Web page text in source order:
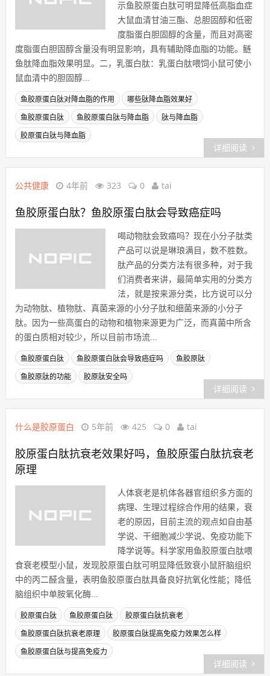
示鱼胶原蛋白肽可明显降低高脂血症
大鼠血清甘油三酯、总胆固醇和低密
度脂蛋白胆固醇的含量，而且对高密
度脂蛋白胆固醇含量没有明显影响，具有辅助降血脂的功能。鲢
鱼肽降血脂效果明显。二，乳蛋白肽：乳蛋白肽喂饲小鼠可使小
鼠血清中的胆固醇...
鱼胶原蛋白肽对降血脂的作用 哪些肽降血脂效果好
鱼胶原蛋白肽 鱼胶原蛋白肽与降血脂 肽与降血脂
胶原蛋白肽与降血脂
详细阅读
公共健康 4年前 323 0 tai
鱼胶原蛋白肽？鱼胶原蛋白肽会导致癌症吗
喝动物肽会致癌吗？现在小分子肽类
产品可以说是琳琅满目，数不胜数。
肽产品的分类方法有很多种，对于我
们消费者来讲，最简单实用的分类方
法，就是按来源分类，比方说可以分
为动物肽、植物肽、真菌来源的小分子肽和细菌来源的小分子
肽。因为一些高蛋白的动物和植物来源更为广泛，而真菌中所含
的蛋白质相对较少，所以目前市场流...
鱼胶原蛋白肽 鱼胶原蛋白肽会导致癌症吗 鱼胶原肽
鱼胶原肽的功能 胶原肽安全吗
详细阅读
什么是胶原蛋白 5年前 425 0 tai
胶原蛋白肽抗衰老效果好吗，鱼胶原蛋白肽抗衰老
原理
人体衰老是机体各器官组织多方面的
病理、生理过程综合作用的结果，衰
老的原因，目前主流的观点如自由基
学说、干细胞减少学说、免疫功能下
降学说等。科学家用鱼胶原蛋白肽喂
食衰老模型小鼠，发现胶原蛋白肽可明显降低致衰小鼠肝脑组织
中的丙二醛含量，表明鱼胶原蛋白肽具备良好抗氧化性能；降低
脑组织中单胺氧化酶...
胶原蛋白肽 鱼胶原蛋白肽 胶原蛋白肽抗衰老
鱼胶原蛋白肽抗衰老原理 胶原蛋白肽提高免疫力效果怎么样
鱼胶原蛋白肽与提高免疫力
详细阅读